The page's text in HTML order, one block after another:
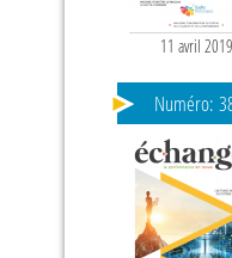
11 avril 2019
Numéro: